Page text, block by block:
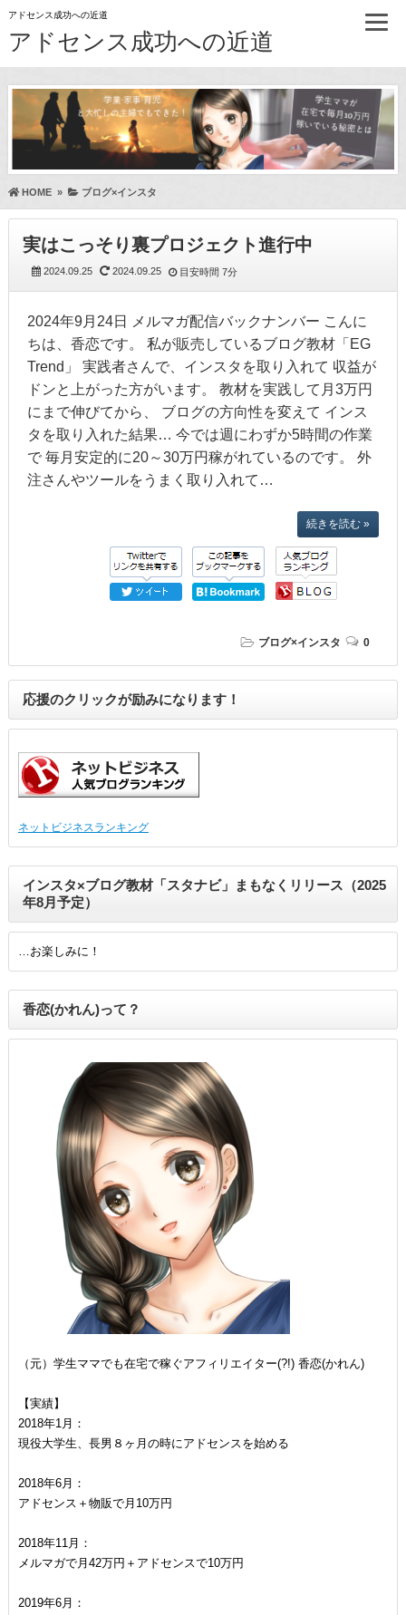
アドセンス成功への近道
アドセンス成功への近道
HOME» ブログ×インスタ
実はこっそり裏プロジェクト進行中
2024.09.25 2024.09.25 目安時間 7分
2024年9月24日 メルマガ配信バックナンバー こんに
ちは、香恋です。 私が販売しているブログ教材「EG
Trend」 実践者さんで、インスタを取り入れて 収益が
ドンと上がった方がいます。 教材を実践して月3万円
にまで伸びてから、 ブログの方向性を変えて インス
タを取り入れた結果… 今では週にわずか5時間の作業
で 毎月安定的に20～30万円稼がれているのです。 外
注さんやツールをうまく取り入れて…
続きを読む »
ブログ×インスタ 0
応援のクリックが励みになります！
ネットビジネスランキング
インスタ×ブログ教材「スタナビ」まもなくリリース（2025
年8月予定）
…お楽しみに！
香恋(かれん)って？
（元）学生ママでも在宅で稼ぐアフィリエイター(?!) 香恋(かれん)
【実績】
2018年1月：
現役大学生、長男８ヶ月の時にアドセンスを始める
2018年6月：
アドセンス＋物販で月10万円
2018年11月：
メルマガで月42万円＋アドセンスで10万円
2019年6月：